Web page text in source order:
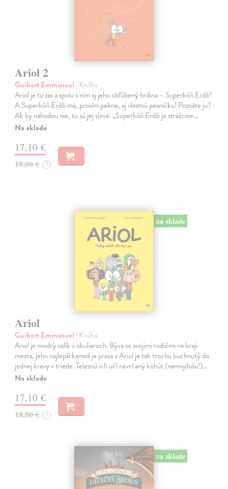
Ariol 2
Guibert Emmanuel | Kniha
Ariol je tu zas a spolu s ním aj jeho obľúbený hrdina – Superkôň Erdži!
A Superkôň Erdži má, prosím pekne, aj vlastnú pesničku! Poznáte ju?
Ak by náhodou nie, tu sú jej slová: „Superkôň Erdži je strážcom…
Na sklade
17,10 €
18,00 € ?
na sklade
Ariol
Guibert Emmanuel | Kniha
Ariol je modrý oslík v okuliaroch. Býva so svojimi rodičmi na kraji
mesta, jeho najlepší kamoš je prasa a Ariol je tak trochu buchnutý do
jednej kravy v triede. Telesnú ich učí navrčaný kohút (namojdušu!)…
Na sklade
17,10 €
18,00 € ?
na sklade